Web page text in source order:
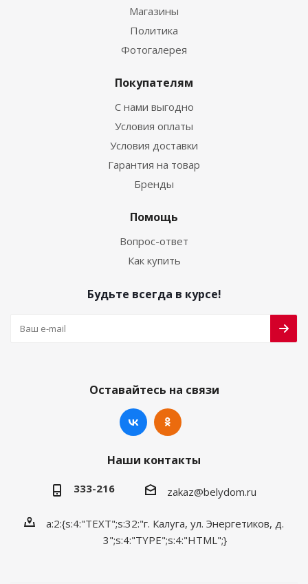
Магазины
Политика
Фотогалерея
Покупателям
С нами выгодно
Условия оплаты
Условия доставки
Гарантия на товар
Бренды
Помощь
Вопрос-ответ
Как купить
Будьте всегда в курсе!
Оставайтесь на связи
Наши контакты
333-216 zakaz@belydom.ru
a:2:{s:4:"TEXT";s:32:"г. Калуга, ул. Энергетиков, д.
3";s:4:"TYPE";s:4:"HTML";}